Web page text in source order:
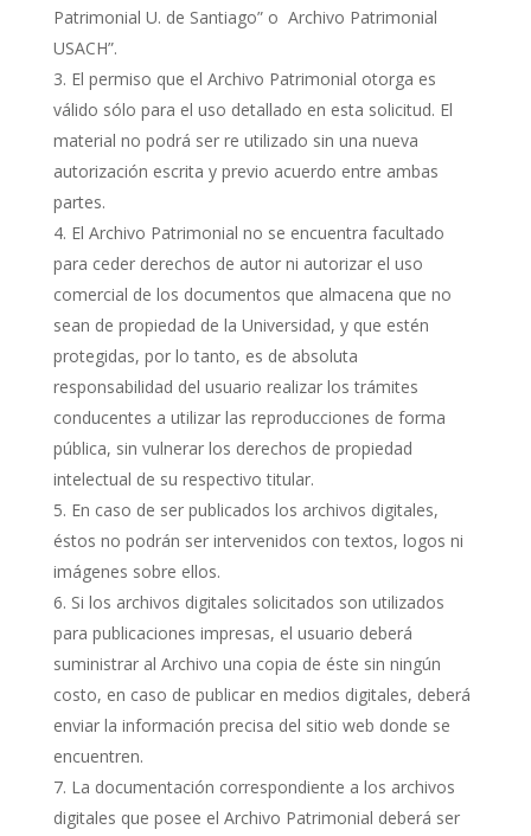
Patrimonial U. de Santiago” o Archivo Patrimonial
USACH”.
El permiso que el Archivo Patrimonial otorga es
válido sólo para el uso detallado en esta solicitud. El
material no podrá ser re utilizado sin una nueva
autorización escrita y previo acuerdo entre ambas
partes.
El Archivo Patrimonial no se encuentra facultado
para ceder derechos de autor ni autorizar el uso
comercial de los documentos que almacena que no
sean de propiedad de la Universidad, y que estén
protegidas, por lo tanto, es de absoluta
responsabilidad del usuario realizar los trámites
conducentes a utilizar las reproducciones de forma
pública, sin vulnerar los derechos de propiedad
intelectual de su respectivo titular.
En caso de ser publicados los archivos digitales,
éstos no podrán ser intervenidos con textos, logos ni
imágenes sobre ellos.
Si los archivos digitales solicitados son utilizados
para publicaciones impresas, el usuario deberá
suministrar al Archivo una copia de éste sin ningún
costo, en caso de publicar en medios digitales, deberá
enviar la información precisa del sitio web donde se
encuentren.
La documentación correspondiente a los archivos
digitales que posee el Archivo Patrimonial deberá ser